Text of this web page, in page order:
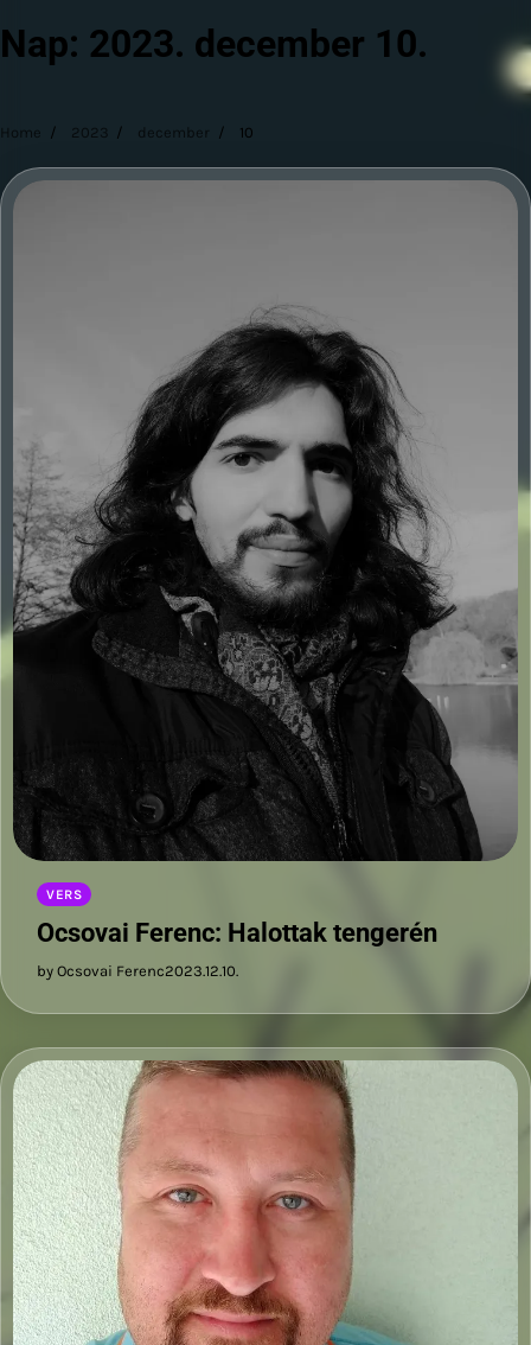
Nap: 2023. december 10.
Home 2023 december 10
VERS
Ocsovai Ferenc: Halottak tengerén
by Ocsovai Ferenc2023.12.10.